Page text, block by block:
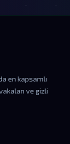
en kapsamlı
ve gizli